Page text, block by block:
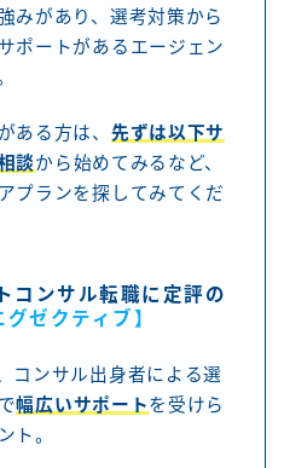
みがあり、選考対策から
ポートがあるエージェン
ある方は、 先ずは以下サ
談から始めてみるなど、
プランを探してみてくだ
コンサル転職に定評の
グゼクティブ 】
コンサル出身者による選
幅広いサポートを受けら
ト。